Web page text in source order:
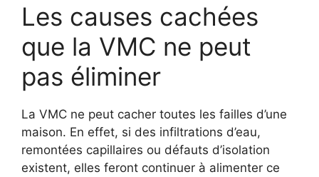
Les causes cachées
que la VMC ne peut
pas éliminer
La VMC ne peut cacher toutes les failles d’une
maison. En effet, si des infiltrations d’eau,
remontées capillaires ou défauts d’isolation
existent, elles feront continuer à alimenter ce